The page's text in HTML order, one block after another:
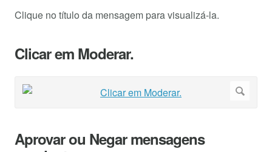
Clique no título da mensagem para visualizá-la.
Clicar em Moderar.
Aprovar ou Negar mensagens